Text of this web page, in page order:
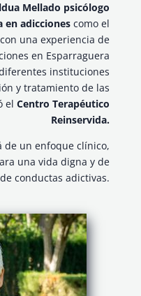
Mellado psicólogo
en adicciones como el
una experiencia de
en Esparraguera
instituciones
y tratamiento de las
elCentro Terapéutico
Reinservida.
de un enfoque clínico,
una vida digna y de
conductas adictivas.